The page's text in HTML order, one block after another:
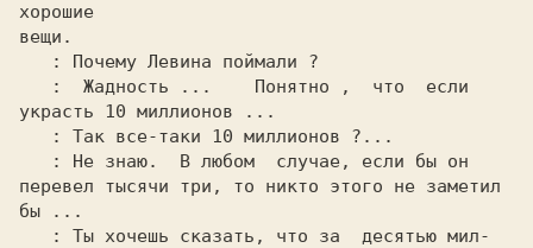
хорошие
вещи.
: Почему Левина поймали ?
:  Жадность ...    Понятно ,  что  если
украсть 10 миллионов ...
: Так все-таки 10 миллионов ?...
: Не знаю.  В любом  случае, если бы он
перевел тысячи три, то никто этого не заметил
бы ...
: Ты хочешь сказать, что за  десятью мил-